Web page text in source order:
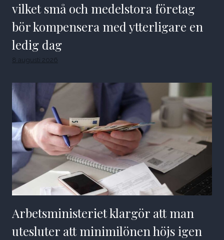
vilket små och medelstora företag
bör kompensera med ytterligare en
ledig dag
8 augusti 2026
Arbetsministeriet klargör att man
utesluter att minimilönen höjs igen